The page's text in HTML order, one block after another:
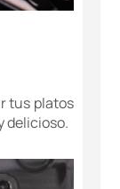
tus platos
delicioso.